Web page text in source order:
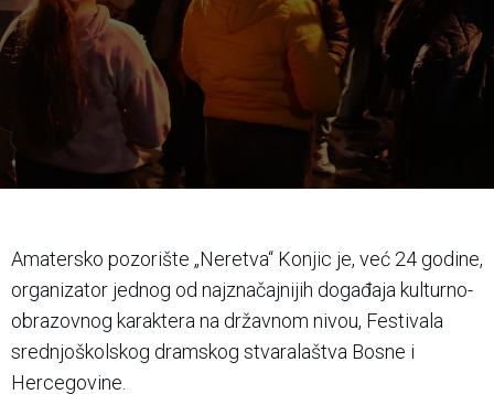
Amatersko pozorište „Neretva“ Konjic je, već 24 godine,
organizator jednog od najznačajnijih događaja kulturno-
obrazovnog karaktera na državnom nivou, Festivala
srednjoškolskog dramskog stvaralaštva Bosne i
Hercegovine.